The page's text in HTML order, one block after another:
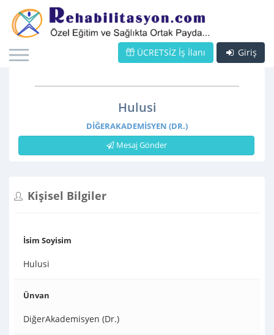
Giriş
ÜCRETSİZ İş İlanı
Hulusi
DIĞERAKADEMISYEN (DR.)
Mesaj Gönder
Kişisel Bilgiler
İsim Soyisim
Hulusi
Ünvan
DiğerAkademisyen (Dr.)